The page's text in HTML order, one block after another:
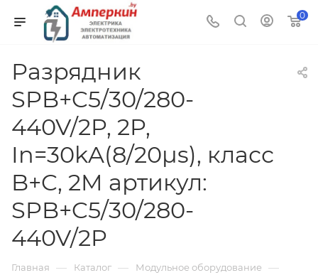
0
Разрядник
SPB+C5/30/280-
440V/2P, 2P,
In=30kA(8/20µs), класс
B+C, 2M артикул:
SPB+C5/30/280-
440V/2P
Главная — Каталог — Модульное оборудование —